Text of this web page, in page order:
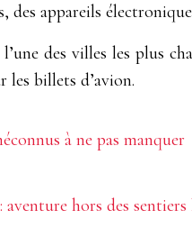
des appareils
des villes les plus
billets d’avion.
à ne pas manquer
hors des